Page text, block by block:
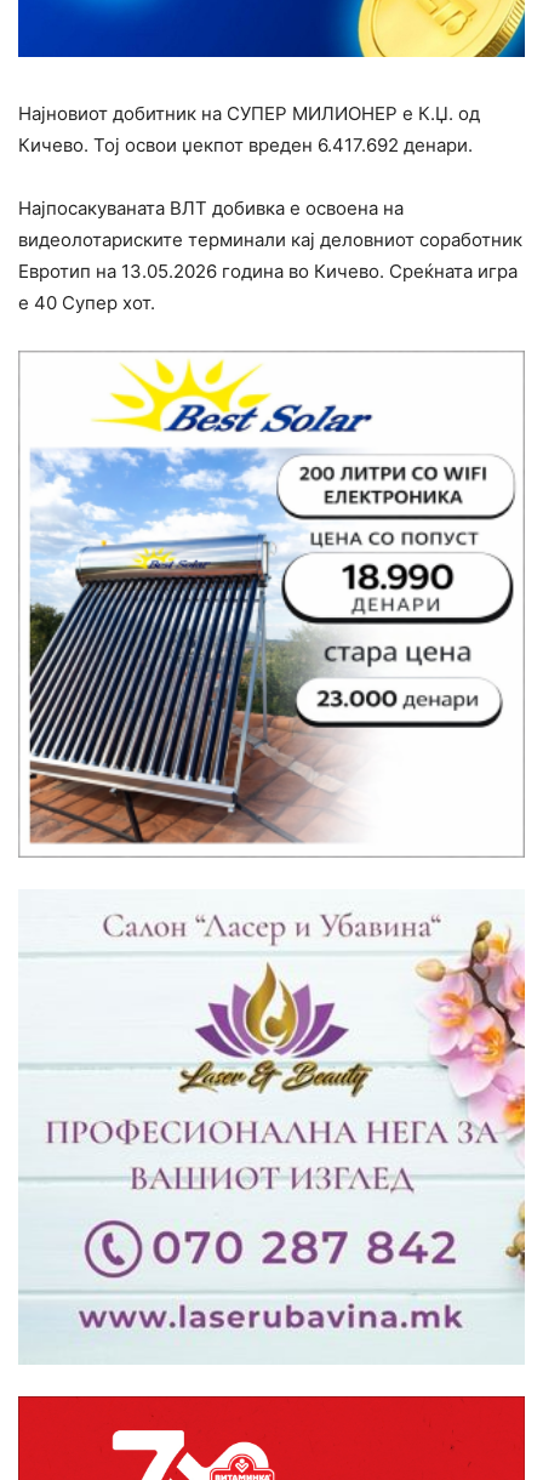
Најновиот добитник на СУПЕР МИЛИОНЕР е К.Џ. од
Кичево. Тој освои џекпот вреден 6.417.692 денари.
Најпосакуваната ВЛТ добивка е освоена на
видеолотариските терминали кај деловниот соработник
Евротип на 13.05.2026 година во Кичево. Среќната игра
е 40 Супер хот.